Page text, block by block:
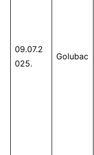
09.07.2
025.
Golubac